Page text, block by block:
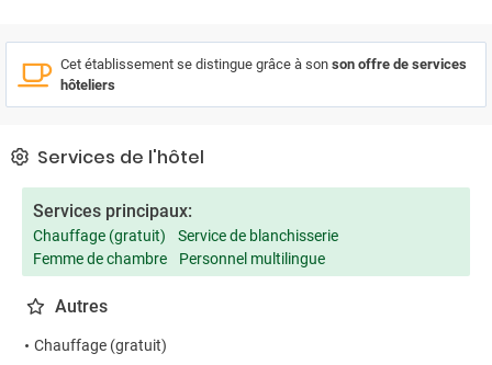
Cet établissement se distingue grâce à son son offre de services
hôteliers
Services de l'hôtel
Services principaux:
Chauffage (gratuit)
Service de blanchisserie
Femme de chambre
Personnel multilingue
Autres
Chauffage (gratuit)